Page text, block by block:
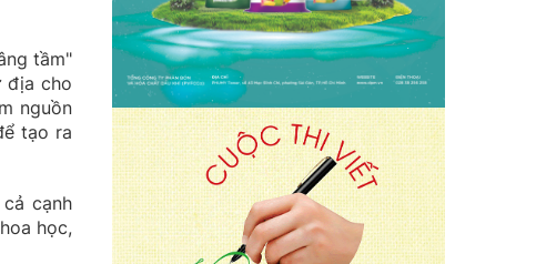
tầm"
địa cho
nguồn
tạo ra
cạnh
học,